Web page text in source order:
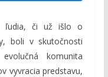
ľudia, či už išlo o
boli v skutočnosti
komunita
vyvracia predstavu,